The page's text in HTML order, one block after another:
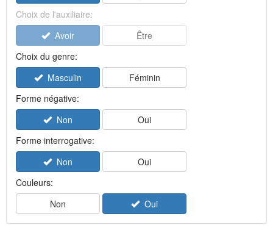
Choix de l'auxiliaire:
Avoir
Être
Choix du genre:
Masculin
Féminin
Forme négative:
Non
Oui
Forme interrogative:
Non
Oui
Couleurs:
Non
Oui